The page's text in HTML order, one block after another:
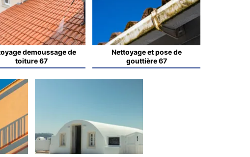
demoussage de
toiture 67
Nettoyage et pose de
gouttière 67